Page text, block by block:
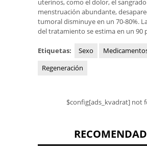
uterinos, como el dolor, el
menstruación abundante,
tumoral disminuye en un 70-80%.
del tratamiento se estima en un 90
Etiquetas: Sexo
Regeneración
$config[ads_kvadrat] not